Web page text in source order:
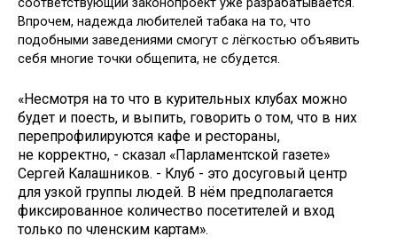
соответствующий законопроект уже разрабатывается.
Впрочем, надежда любителей табака на то, что
подобными заведениями смогут с лёгкостью объявить
себя многие точки общепита, не сбудется.
«Несмотря на то что в курительных клубах можно
будет и поесть, и выпить, говорить о том, что в них
перепрофилируются кафе и рестораны,
не корректно, - сказал «Парламентской газете»
Сергей Калашников. - Клуб - это досуговый центр
для узкой группы людей. В нём предполагается
фиксированное количество посетителей и вход
только по членским картам».